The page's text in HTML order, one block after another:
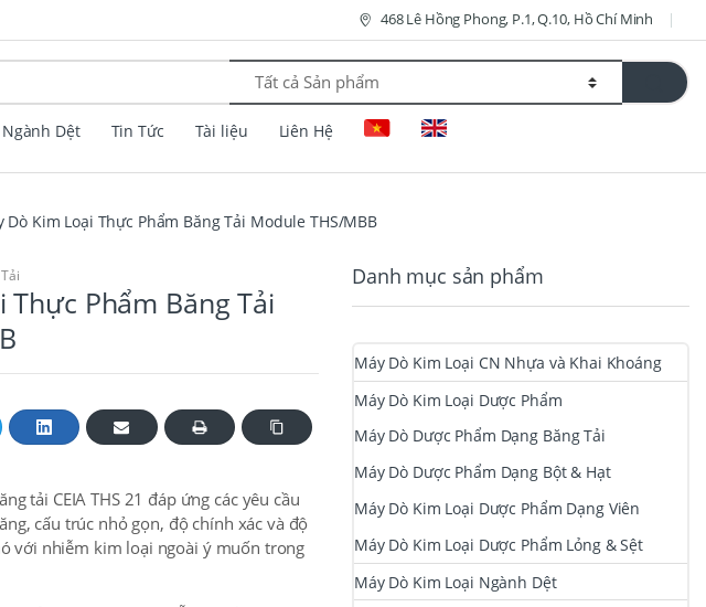
468 Lê Hồng Phong, P.1, Q.10, Hồ Chí Minh
Dệt Tin Tức Tài liệu Liên Hệ
Dò Kim Loại Thực Phẩm Băng Tải Module THS/MBB
Thực Phẩm Băng Tải
tải CEIA THS 21 đáp ứng các yêu cầu
cấu trúc nhỏ gọn, độ chính xác và độ
với nhiễm kim loại ngoài ý muốn trong
Danh mục sản phẩm
Máy Dò Kim Loại CN Nhựa và Khai Khoáng
Máy Dò Kim Loại Dược Phẩm
Máy Dò Dược Phẩm Dạng Băng Tải
Máy Dò Dược Phẩm Dạng Bột & Hạt
Máy Dò Kim Loại Dược Phẩm Dạng Viên
Máy Dò Kim Loại Dược Phẩm Lỏng & Sệt
Máy Dò Kim Loại Ngành Dệt